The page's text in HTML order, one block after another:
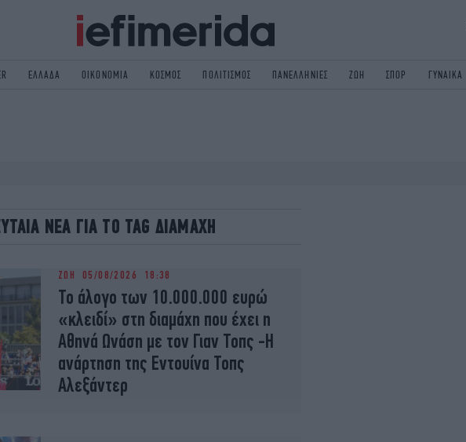
ΕΛΛΑΔΑ ΟΙΚΟΝΟΜΙΑ ΚΟΣΜΟΣ ΠΟΛΙΤΙΣΜΟΣ ΠΑΝΕΛΛΗΝΙΕΣ ΖΩΗ ΣΠΟΡ ΓΥΝΑΙΚΑ
PODCAST
OCEAN
ΝΕΑ ΓΙΑ ΤΟ TAG ΔΙΑΜΑΧΗ
ΖΩΗ 05/08/2026 18:38
Το άλογο των 10.000.000 ευρώ
«κλειδί» στη διαμάχη που έχει η
Αθηνά Ωνάση με τον Γιαν Τοπς -Η
ανάρτηση της Εντουίνα Τοπς
Αλεξάντερ